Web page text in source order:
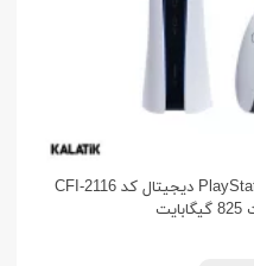
کنسول بازی سونی مدل PlayStation 5 Slim دیجیتال کد CFI-2116